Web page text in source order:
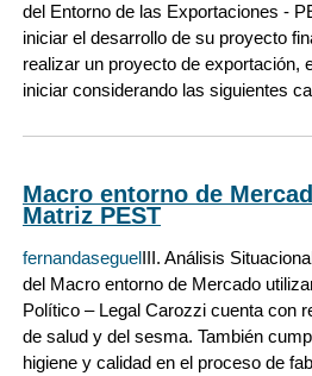
del Entorno de las Exportaciones -
iniciar el desarrollo de su proyecto
realizar un proyecto de exportación,
iniciar considerando las siguientes
Macro entorno de
Matriz PEST
fernandaseguelIII. Análisis
del Macro entorno de Mercado
Político – Legal Carozzi cuenta con
de salud y del sesma. También
higiene y calidad en el proceso de